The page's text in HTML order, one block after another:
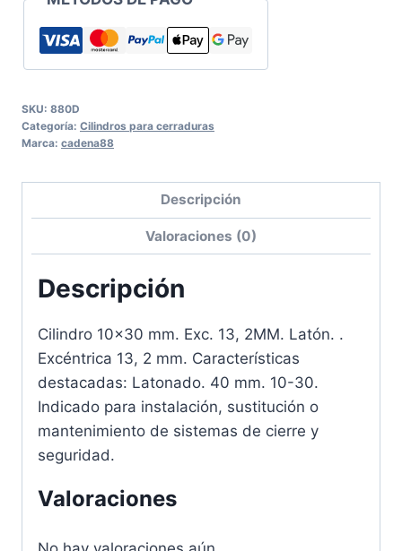
SKU: 880D
Categoría: Cilindros para cerraduras
Marca: cadena88
Descripción
Valoraciones (0)
Descripción
Cilindro 10×30 mm. Exc. 13, 2MM. Latón. .
Excéntrica 13, 2 mm. Características
destacadas: Latonado. 40 mm. 10-30.
Indicado para instalación, sustitución o
mantenimiento de sistemas de cierre y
seguridad.
Valoraciones